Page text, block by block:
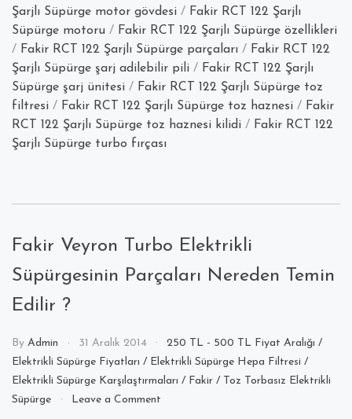
Şarjlı Süpürge motor gövdesi / Fakir RCT 122 Şarjlı
Süpürge motoru / Fakir RCT 122 Şarjlı Süpürge özellikleri
/ Fakir RCT 122 Şarjlı Süpürge parçaları / Fakir RCT 122
Şarjlı Süpürge şarj adilebilir pili / Fakir RCT 122 Şarjlı
Süpürge şarj ünitesi / Fakir RCT 122 Şarjlı Süpürge toz
filtresi / Fakir RCT 122 Şarjlı Süpürge toz haznesi / Fakir
RCT 122 Şarjlı Süpürge toz haznesi kilidi / Fakir RCT 122
Şarjlı Süpürge turbo fırçası
Fakir Veyron Turbo Elektrikli
Süpürgesinin Parçaları Nereden Temin
Edilir ?
By Admin 31 Aralık 2014 250 TL - 500 TL Fiyat Aralığı /
Elektrikli Süpürge Fiyatları / Elektrikli Süpürge Hepa Filtresi /
Elektrikli Süpürge Karşılaştırmaları / Fakir /
Toz Torbasız Elektrikli
Süpürge
Leave a Commenton